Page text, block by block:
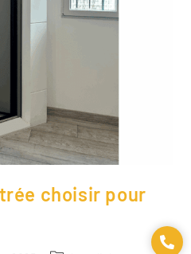
choisir pour